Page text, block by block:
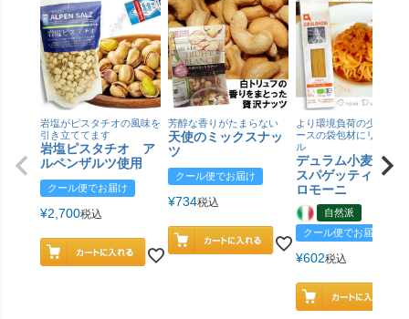
岩塩がピスタチオの風味を
引き立ててます
岩塩ピスタチオ ア
ルペンザルツ使用
クール便でお届け
¥2,700税込
芳醇な香りがたまらない
天使のミックスナッ
ツ
クール便でお届け
¥734税込
より環境負荷の少ない紙
ースの袋包材にリニュー
ル
デュラム小麦 有
スパゲッティ／ジ
ロモーニ
自然派
クール便でお届け
¥602税込